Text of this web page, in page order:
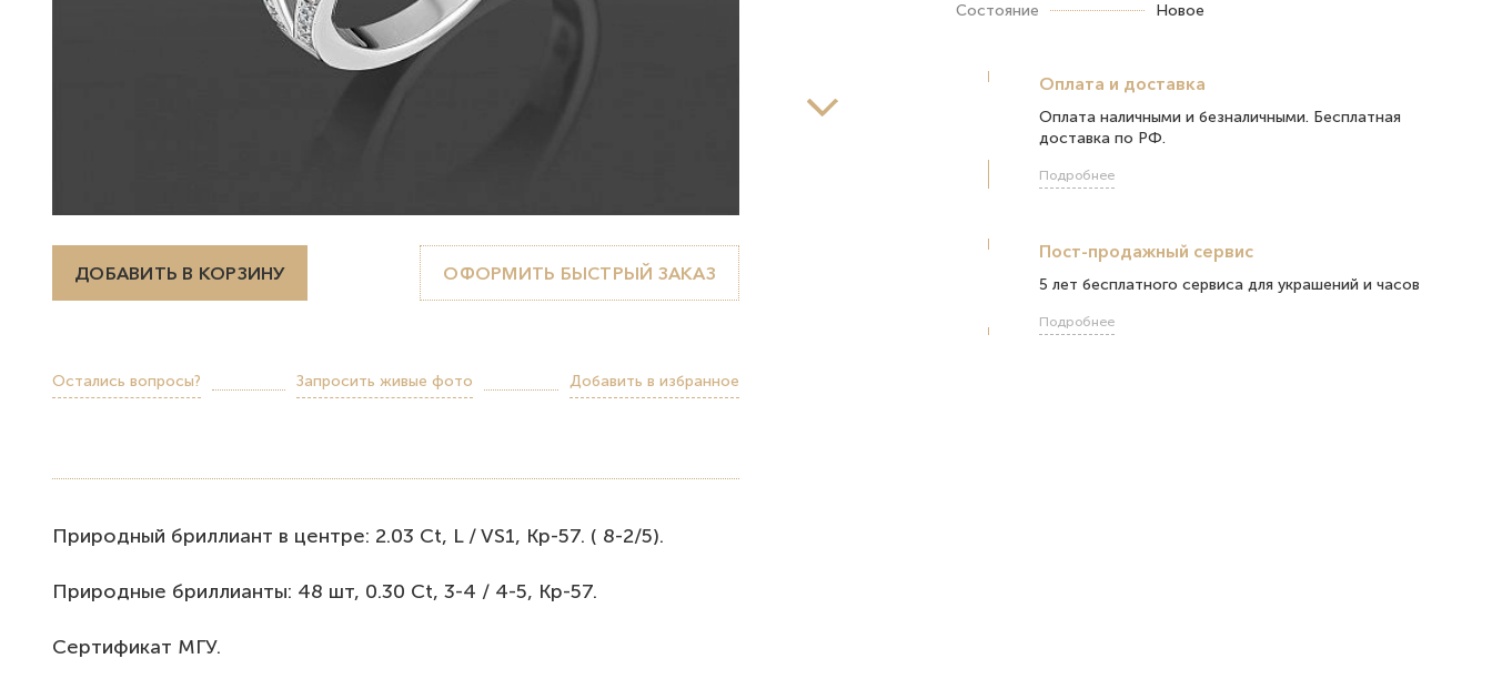
ДОБАВИТЬ В КОРЗИНУ ОФОРМИТЬ БЫСТРЫЙ ЗАКАЗ
Остались вопросы? Запросить живые фото Добавить в избранное
Природный бриллиант в центре: 2.03 Ct, L / VS1, Кр-57. ( 8-2/5).
Природные бриллианты: 48 шт, 0.30 Ct, 3-4 / 4-5, Кр-57.
Сертификат МГУ.
Состояние
Новое
Оплата и доставка
Оплата наличными и безналичными. Бесплатная
доставка по РФ.
Подробнее
Пост-продажный сервис
5 лет бесплатного сервиса для украшений и часов
Подробнее